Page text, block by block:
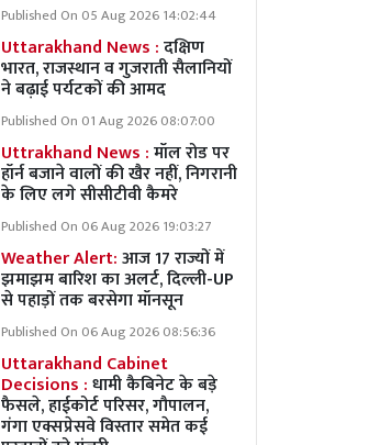
Published On 05 Aug 2026 14:02:44
Uttarakhand News :दक्षिण
भारत, राजस्थान व गुजराती सैलानियों
ने बढ़ाई पर्यटकों की आमद
Published On 01 Aug 2026 08:07:00
Uttrakhand News :मॉल रोड पर
हॉर्न बजाने वालों की खैर नहीं, निगरानी
के लिए लगे सीसीटीवी कैमरे
Published On 06 Aug 2026 19:03:27
Weather Alert:आज 17 राज्यों में
झमाझम बारिश का अलर्ट, दिल्ली-UP
से पहाड़ों तक बरसेगा मॉनसून
Published On 06 Aug 2026 08:56:36
Uttarakhand Cabinet
Decisions :धामी कैबिनेट के बड़े
फैसले, हाईकोर्ट परिसर, गौपालन,
गंगा एक्सप्रेसवे विस्तार समेत कई